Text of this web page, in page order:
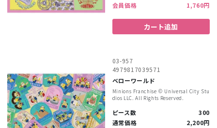
会員価格
1,760円
カート追加
03-957
4979817039571
ベローワールド
Minions Franchise ©︎ Universal City Stu
dios LLC. All Rights Reserved.
ピース数
300
通常価格
2,200円